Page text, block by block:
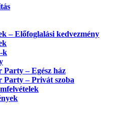
– Előfoglalási kedvezmény
k
– Egész ház
Party – Privát szoba